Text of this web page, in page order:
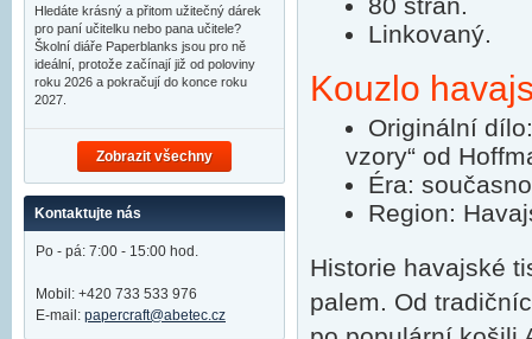
80 stran.
Linkovaný.
Kouzlo
Originální
vzory“ od
Éra:
Region:
Historie havajské
palem. Od
Hledáte krásný a přitom užitečný dárek
pro paní učitelku nebo pana učitele?
Školní diáře Paperblanks jsou pro ně
ideální, protože začínají již od poloviny
roku 2026 a pokračují do konce roku
2027.
Zobrazit všechny
Kontaktujte nás
Po - pá: 7:00 - 15:00 hod.
Mobil: +420 733 533 976
E-mail: papercraft@abetec.cz